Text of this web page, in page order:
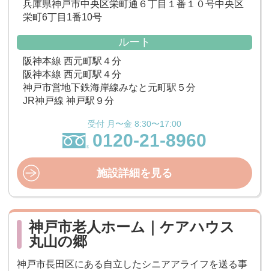
兵庫県神戸市中央区栄町通６丁目１番１０号中央区
栄町6丁目1番10号
ルート
阪神本線 西元町駅４分
阪神本線 西元町駅４分
神戸市営地下鉄海岸線みなと元町駅５分
JR神戸線 神戸駅９分
受付 月〜金 8:30〜17:00
0120-21-8960
施設詳細を見る
神戸市老人ホーム｜ケアハウス
丸山の郷
神戸市長田区にある自立したシニアアライフを送る事